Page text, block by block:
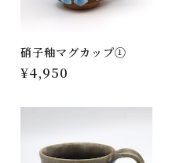
硝子釉マグカップ①
¥4,950